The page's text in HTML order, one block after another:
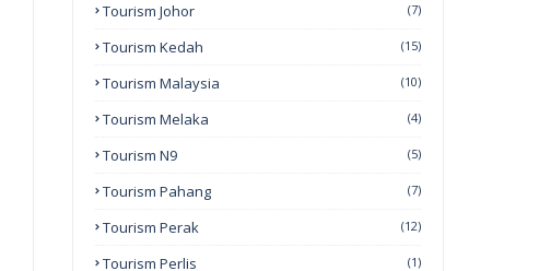
Tourism Johor (7)
Tourism Kedah (15)
Tourism Malaysia (10)
Tourism Melaka (4)
Tourism N9 (5)
Tourism Pahang (7)
Tourism Perak (12)
Tourism Perlis (1)